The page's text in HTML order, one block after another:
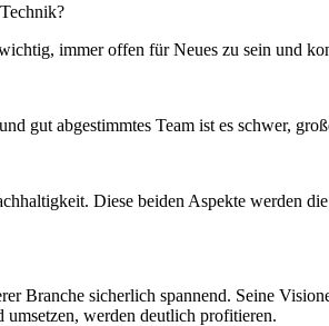
immer offen für Neues zu sein und
gut abgestimmtes Team ist es schwer,
Diese beiden Aspekte werden
Branche sicherlich spannend. Seine
werden deutlich profitieren.